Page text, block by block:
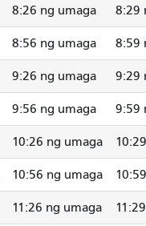
8:26 ng umaga 8:29
8:56 ng umaga 8:59
9:26 ng umaga 9:29
9:56 ng umaga 9:59
10:26 ng umaga
10:56 ng umaga
11:26 ng umaga